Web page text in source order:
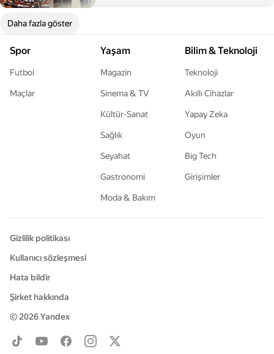
Daha fazla göster
Spor
Futbol
Maçlar
Yaşam
Magazin
Sinema & TV
Kültür-Sanat
Sağlık
Seyahat
Gastronomi
Moda & Bakım
Bilim & Teknoloji
Teknoloji
Akıllı Cihazlar
Yapay Zeka
Oyun
Big Tech
Girişimler
© 2026Yandex
Gizlilik politikası
Kullanıcı sözleşmesi
Hata bildir
Şirket hakkında